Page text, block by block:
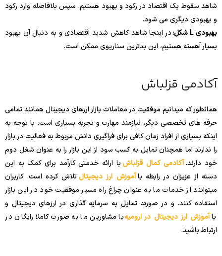
شاهد سقوط یک اقتصاد در رکود و بهبود هستیم. سپس بلافاصله وارد رکود
و بهبودی دیگری می شود.
بهبودی L شکل:
در اینجا شاهد کاهش شدید اقتصادی و به دنبال آن بهبود
بسیار آهسته هستیم، این بدترین سناریوی ممکن است.
آکادمی قزلباش
همانطور که میدانیم موفقیت در معاملات بازار ارزهای دیجیتال همانند تمامی
حرفه های تخصصی دیگر، نیازمند مهارت و تجربه بسیاری است. با توجه به
اینکه بسیاری از افراد زمان کافی برای فراگیری دانش مربوط به فعالیت در بازار
را ندارند اما همچنان تمایل به کسب سود از این بازار را به عنوان شغل دوم
خود دارند.آکادمی کمال قزلباشبا ارائه خدمتی کارآمد برای کمک به این
دسته از عزیزان در رابطه باآموزش ارز دیجیتالتلاش کرده است. کاربران
میتوانند از خدمات ما به عنوان چراغ راه مسیر موفقیت خود در این بازار
استفاده کنند. و در صورت تمایل به سرمایه گذاری در ارزهای دیجیتال و
یاآموزش ارز دیجیتال در ارومیهبا مشاورین ما به صورت کاملا رایگان در
ارتباط باشید.